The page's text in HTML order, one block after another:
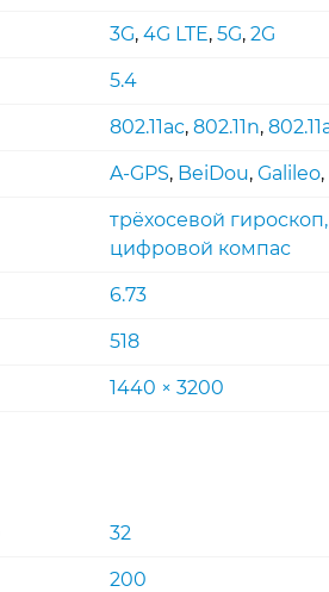
3G, 4G LTE, 5G, 2G
5.4
802.11ac, 802.11n,
A-GPS, BeiDou, Galileo,
трёхосевой
цифровой компас
6.73
518
1440 × 3200
32
200